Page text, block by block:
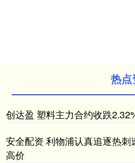
热
创达盈 塑料主力合约收跌
安全配资 利物浦认真追逐热
高价